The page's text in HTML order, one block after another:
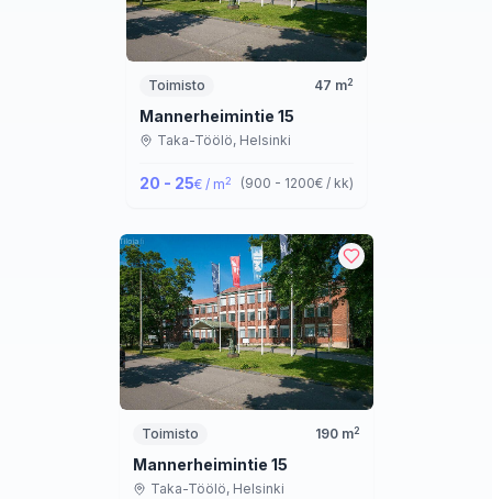
Toimisto 47 m2
Mannerheimintie 15
Taka-Töölö, Helsinki
20 - 25€ / m2 (900 - 1200€ / kk)
Toimisto 190m2
Mannerheimintie 15
Taka-Töölö, Helsinki